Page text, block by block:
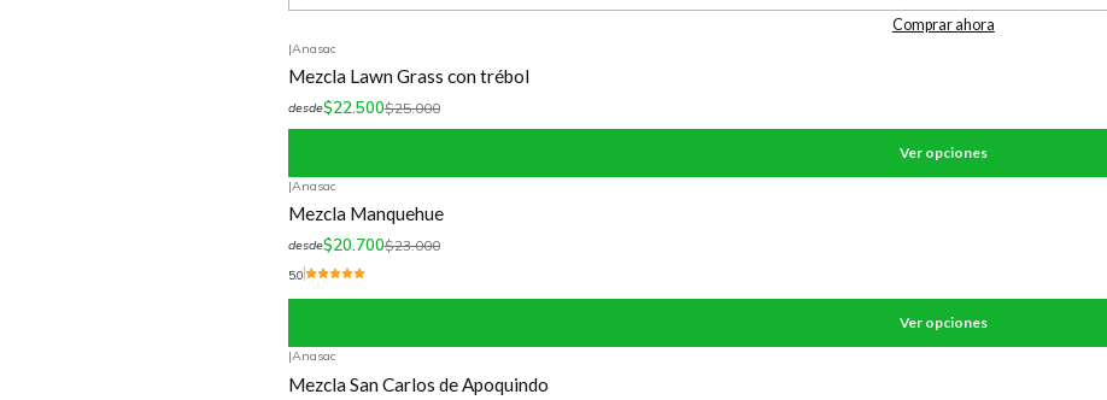
Comprar ahora
|Anasac
Mezcla Lawn Grass con trébol
desde$22.500$25.000
Ver opciones
|Anasac
Mezcla Manquehue
desde$20.700$23.000
5.0
Ver opciones
|Anasac
Mezcla San Carlos de Apoquindo